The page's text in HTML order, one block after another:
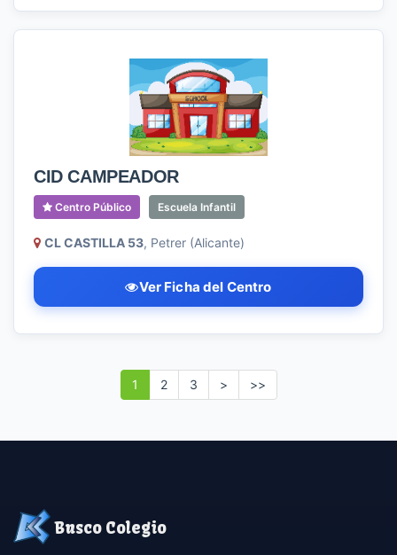
CID CAMPEADOR
Centro Público Escuela Infantil
CL CASTILLA 53, Petrer (Alicante)
Ver Ficha del Centro
1 2 3 > >>
Busco Colegio